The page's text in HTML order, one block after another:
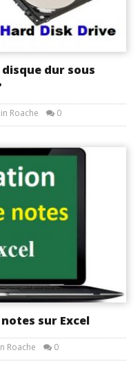
dur sous
Roache 0
sur Excel
Roache 0